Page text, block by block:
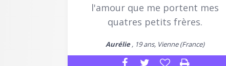
l'amour que me portent mes
quatres petits frères.
Aurélie, 19 ans, Vienne (France)